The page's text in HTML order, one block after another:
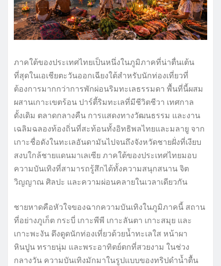
ภาคใต้ของประเทศไทยเป็นหนึ่งในภูมิภาคที่น่าตื่นเต้น
ที่สุดในเอเชียตะวันออกเฉียงใต้สำหรับนักท่องเที่ยวที่
ต้องการมากกว่าการพักผ่อนริมทะเลธรรมดา พื้นที่นี้ผสม
ผสานเกาะเขตร้อน ปาร์ตี้ริมทะเลที่มีชีวิตชีวา เทศกาล
ดั้งเดิม ตลาดกลางคืน การแสดงทางวัฒนธรรม และงาน
เฉลิมฉลองท้องถิ่นที่สะท้อนทั้งอิทธิพลไทยและมลายู จาก
เกาะชื่อดังในทะเลอันดามันไปจนถึงจังหวัดชายฝั่งที่เงียบ
สงบใกล้ชายแดนมาเลเซีย ภาคใต้ของประเทศไทยมอบ
ความบันเทิงที่สามารถรู้สึกได้ทั้งความสนุกสนาน จิต
วิญญาณ ศิลปะ และความผ่อนคลายในเวลาเดียวกัน
ชายหาดคือหัวใจของฉากความบันเทิงในภูมิภาคนี้ สถาน
ที่อย่างภูเก็ต กระบี่ เกาะพีพี เกาะลันตา เกาะสมุย และ
เกาะพะงัน ดึงดูดนักท่องเที่ยวด้วยน้ำทะเลใส หน้าผา
หินปูน ทรายนุ่ม และพระอาทิตย์ตกที่สวยงาม ในช่วง
กลางวัน ความบันเทิงมักมาในรูปแบบของทริปดำน้ำตื้น